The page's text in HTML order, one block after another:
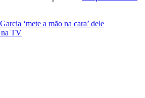
‘mete a mão na cara’ dele
na TV